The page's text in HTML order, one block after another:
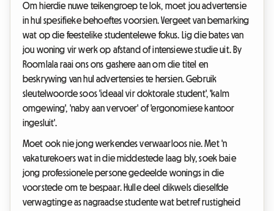
Om hierdie nuwe teikengroep te lok, moet jou advertensie
in hul spesifieke behoeftes voorsien. Vergeet van bemarking
wat op die feestelike studentelewe fokus. Lig die bates van
jou woning vir werk op afstand of intensiewe studie uit. By
Roomlala raai ons ons gashere aan om die titel en
beskrywing van hul advertensies te hersien. Gebruik
sleutelwoorde soos 'ideaal vir doktorale student', 'kalm
omgewing', 'naby aan vervoer' of 'ergonomiese kantoor
ingesluit'.
Moet ook nie jong werkendes verwaarloos nie. Met 'n
vakaturekoers wat in die middestede laag bly, soek baie
jong professionele persone gedeelde wonings in die
voorstede om te bespaar. Hulle deel dikwels dieselfde
verwagtinge as nagraadse studente wat betref rustigheid